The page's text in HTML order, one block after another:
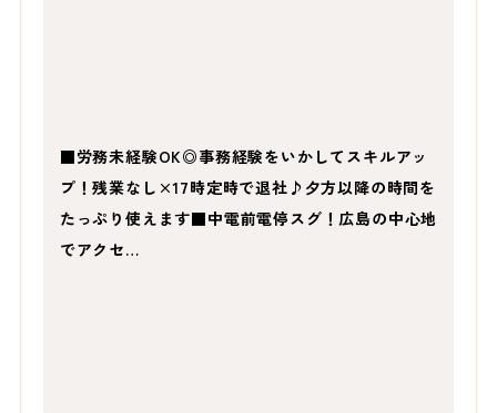
■労務未経験OK◎事務経験をいかしてスキルアッ
プ！残業なし×17時定時で退社♪夕方以降の時間を
たっぷり使えます■中電前電停スグ！広島の中心地
でアクセ…